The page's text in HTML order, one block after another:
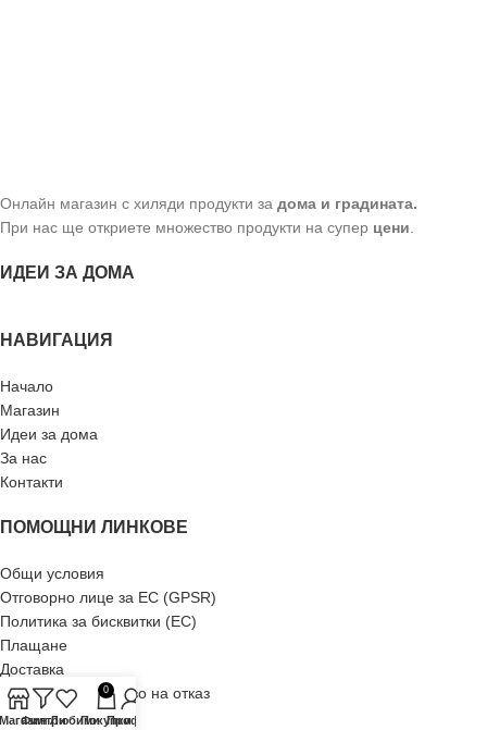
Онлайн магазин с хиляди продукти за дома и градината.
При нас ще откриете множество продукти на супер цени
ИДЕИ ЗА ДОМА
НАВИГАЦИЯ
Начало
Магазин
Идеи за дома
За нас
Контакти
ПОМОЩНИ ЛИНКОВЕ
Общи условия
Отговорно лице за ЕС (GPSR)
Политика за бисквитки (ЕС)
Плащане
Доставка
Рекламация и право на отказ
Връщане
ФилтриЛюбими
0
Покупки
Профил